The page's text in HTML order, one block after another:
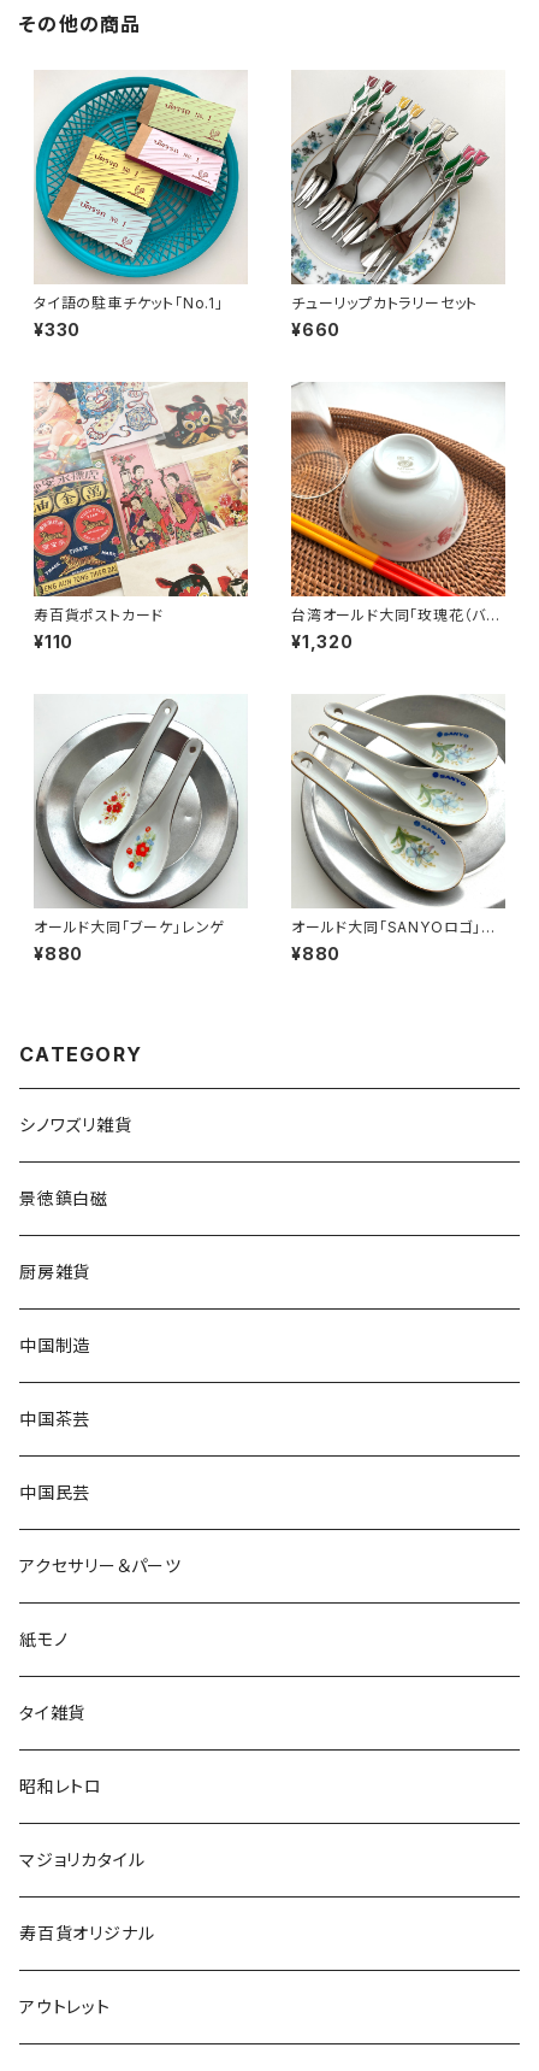
その他の商品
タイ語の駐車チケット「No.1」
¥330
チューリップカトラリーセット
¥660
寿百貨ポストカード
¥110
台湾オールド大同「玫瑰花（バ
ラ）柄」日式碗
¥1,320
オールド大同「ブーケ」レンゲ
¥880
オールド大同「SANYOロゴ」レ
ンゲ
¥880
CATEGORY
シノワズリ雑貨
景徳鎮白磁
厨房雑貨
中国制造
中国茶芸
中国民芸
アクセサリー＆パーツ
紙モノ
タイ雑貨
昭和レトロ
マジョリカタイル
寿百貨オリジナル
アウトレット